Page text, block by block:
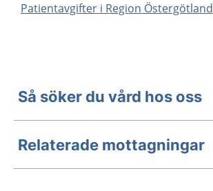
Patientavgifter i Region Östergötland
Så söker du vård hos oss
Relaterade mottagningar